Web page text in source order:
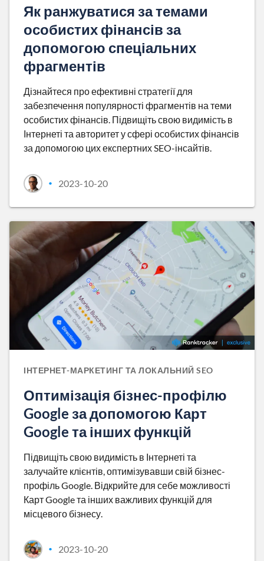
Як ранжуватися за темами
особистих фінансів за
допомогою спеціальних
фрагментів
Дізнайтеся про ефективні стратегії для
забезпечення популярності фрагментів на теми
особистих фінансів. Підвищіть свою видимість в
Інтернеті та авторитет у сфері особистих фінансів
за допомогою цих експертних SEO-інсайтів.
• 2023-10-20
ІНТЕРНЕТ-МАРКЕТИНГ ТА ЛОКАЛЬНИЙ SEO
Оптимізація бізнес-профілю
Google за допомогою Карт
Google та інших функцій
Підвищіть свою видимість в Інтернеті та
залучайте клієнтів, оптимізувавши свій бізнес-
профіль Google. Відкрийте для себе можливості
Карт Google та інших важливих функцій для
місцевого бізнесу.
• 2023-10-20